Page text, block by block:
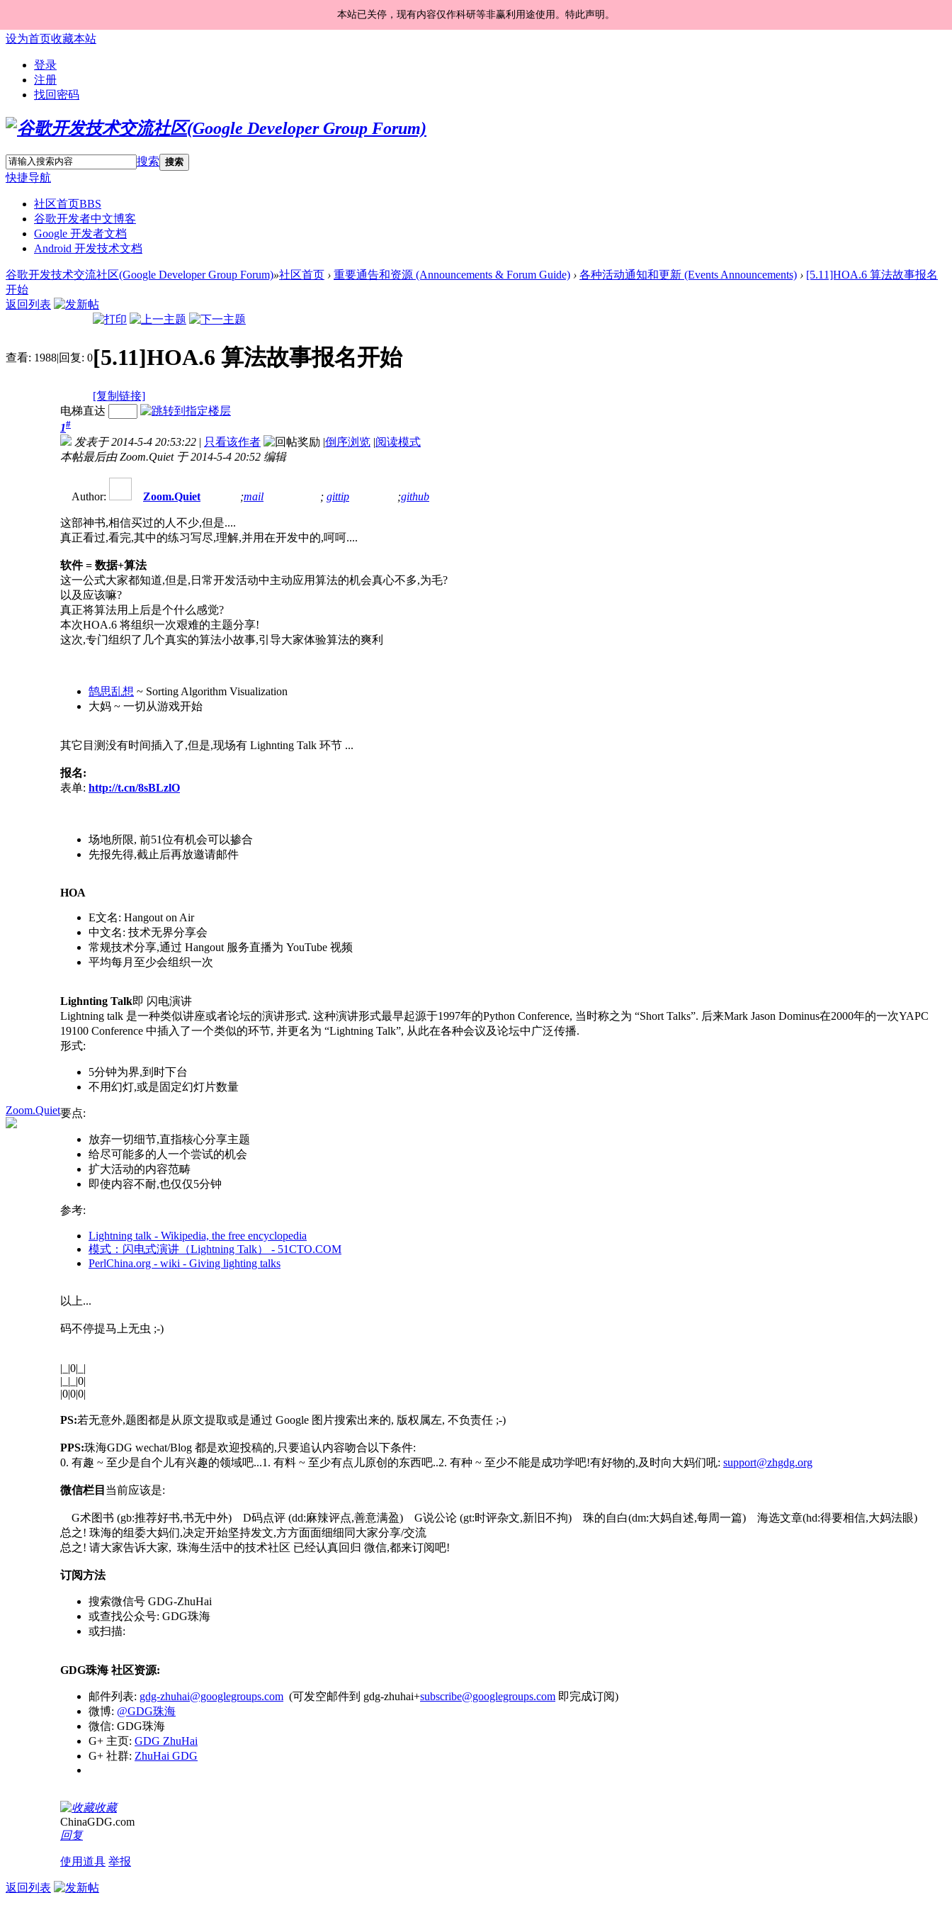
本站已关停，现有内容仅作科研等非赢利用途使用。特此声明。
设为首页收藏本站
登录
注册
找回密码
搜索 搜索
快捷导航
社区首页BBS
谷歌开发者中文博客
Google 开发者文档
Android 开发技术文档
谷歌开发技术交流社区(Google Developer Group Forum)»社区首页 › 重要通告和资源 (Announcements & Forum Guide) › 各种活动通知和更新 (Events Announcements) › [5.11]HOA.6 算法故事报名
开始
返回列表
查看: 1988|回复: 0[5.11]HOA.6 算法故事报名开始
[复制链接]
Zoom.Quiet
电梯直达
1#
发表于 2014-5-4 20:53:22 | 只看该作者 |倒序浏览 |阅读模式
本帖最后由 Zoom.Quiet 于 2014-5-4 20:52 编辑
Author: Zoom.Quiet ;mail ; gittip ;github
这部神书,相信买过的人不少,但是....
真正看过,看完,其中的练习写尽,理解,并用在开发中的,呵呵....
软件 = 数据+算法
这一公式大家都知道,但是,日常开发活动中主动应用算法的机会真心不多,为毛?
以及应该嘛?
真正将算法用上后是个什么感觉?
本次HOA.6 将组织一次艰难的主题分享!
这次,专门组织了几个真实的算法小故事,引导大家体验算法的爽利
鹄思乱想 ~ Sorting Algorithm Visualization
大妈 ~ 一切从游戏开始
其它目测没有时间插入了,但是,现场有 Lighnting Talk 环节 ...
报名:
表单: http://t.cn/8sBLzlO
场地所限, 前51位有机会可以掺合
先报先得,截止后再放邀请邮件
HOA
E文名: Hangout on Air
中文名: 技术无界分享会
常规技术分享,通过 Hangout 服务直播为 YouTube 视频
平均每月至少会组织一次
Lighnting Talk即 闪电演讲
Lightning talk 是一种类似讲座或者论坛的演讲形式. 这种演讲形式最早起源于1997年的Python Conference, 当时称之为 “Short Talks”. 后来Mark Jason Dominus在2000年的一次YAPC
19100 Conference 中插入了一个类似的环节, 并更名为 “Lightning Talk”, 从此在各种会议及论坛中广泛传播.
形式:
5分钟为界,到时下台
不用幻灯,或是固定幻灯片数量
要点:
放弃一切细节,直指核心分享主题
给尽可能多的人一个尝试的机会
扩大活动的内容范畴
即使内容不耐,也仅仅5分钟
参考:
Lightning talk - Wikipedia, the free encyclopedia
模式：闪电式演讲（Lightning Talk） - 51CTO.COM
PerlChina.org - wiki - Giving lighting talks
以上...
码不停提马上无虫 ;-)
|_|0|_|
|_|_|0|
|0|0|0|
PS:若无意外,题图都是从原文提取或是通过 Google 图片搜索出来的, 版权属左, 不负责任 ;-)
PPS:珠海GDG wechat/Blog 都是欢迎投稿的,只要追认内容吻合以下条件:
0. 有趣 ~ 至少是自个儿有兴趣的领域吧...1. 有料 ~ 至少有点儿原创的东西吧..2. 有种 ~ 至少不能是成功学吧!有好物的,及时向大妈们吼: support@zhgdg.org
微信栏目 当前应该是:
G术图书 (gb:推荐好书,书无中外) D码点评 (dd:麻辣评点,善意满盈) G说公论 (gt:时评杂文,新旧不拘) 珠的自白(dm:大妈自述,每周一篇) 海选文章(hd:得要相信,大妈法眼)
总之! 珠海的组委大妈们,决定开始坚持发文,方方面面细细同大家分享/交流
总之! 请大家告诉大家, 珠海生活中的技术社区 已经认真回归 微信,都来订阅吧!
订阅方法
搜索微信号 GDG-ZhuHai
或查找公众号: GDG珠海
或扫描:
GDG珠海 社区资源:
邮件列表: gdg-zhuhai@googlegroups.com (可发空邮件到 gdg-zhuhai+subscribe@googlegroups.com 即完成订阅)
微博: @GDG珠海
微信: GDG珠海
G+ 主页: GDG ZhuHai
G+ 社群: ZhuHai GDG
收藏
ChinaGDG.com
回复
使用道具 举报
返回列表